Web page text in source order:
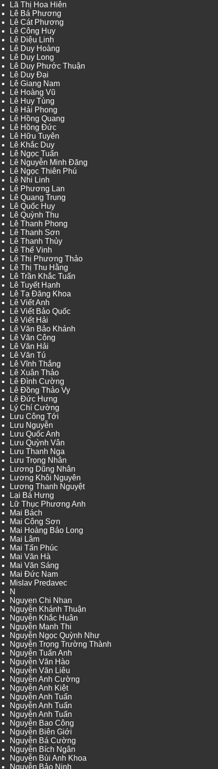
Lã Thị Hoa Hiên
Lê Bá Phương
Lê Cát Phương
Lê Công Huy
Lê Diệu Linh
Lê Duy Hoàng
Lê Duy Long
Lê Duy Phước Thuận
Lê Duy Đại
Lê Giang Nam
Lê Hoàng Vũ
Lê Huy Tùng
Lê Hải Phong
Lê Hồng Quang
Lê Hồng Đức
Lê Hữu Tuyên
Lê Khắc Duy
Lê Ngọc Tuấn
Lê Nguyễn Minh Đăng
Lê Ngọc Thiên Phú
Lê Nhi Linh
Lê Phương Lan
Lê Quang Trung
Lê Quốc Huy
Lê Quỳnh Thu
Lê Thanh Phong
Lê Thanh Sơn
Lê Thanh Thủy
Lê Thế Vinh
Lê Thị Phương Thảo
Lê Thị Thu Hằng
Lê Trần Khắc Tuấn
Lê Tuyết Hạnh
Lê Tạ Đăng Khoa
Lê Viết Anh
Lê Viết Bảo Quốc
Lê Viết Hải
Lê Văn Bảo Khánh
Lê Văn Công
Lê Văn Hải
Lê Văn Tú
Lê Vĩnh Thắng
Lê Xuân Thảo
Lê Đình Cường
Lê Đồng Thảo Vy
Lê Đức Hưng
Lý Chí Cường
Lưu Công Tới
Lưu Nguyễn
Lưu Quốc Anh
Lưu Quỳnh Vân
Lưu Thanh Nga
Lưu Trọng Nhân
Lương Dũng Nhân
Lương Khôi Nguyên
Lương Thanh Nguyệt
Lại Bá Hưng
Lữ Thục Phương Anh
Mai Bách
Mai Công Sơn
Mai Hoàng Bảo Long
Mai Lâm
Mai Tấn Phúc
Mai Văn Hà
Mai Văn Sáng
Mai Đức Nam
Mislav Predavec
N
Nguyen Chi Nhan
Nguyễn Khánh Thuận
Nguyễn Khắc Huân
Nguyễn Mạnh Thi
Nguyễn Ngọc Quỳnh Như
Nguyễn Trọng Trường Thành
Nguyễn Tuấn Anh
Nguyễn Văn Hào
Nguyễn Văn Liêu
Nguyễn Anh Cường
Nguyễn Anh Kiệt
Nguyễn Anh Tuấn
Nguyễn Anh Tuấn
Nguyễn Anh Tuấn
Nguyễn Bao Công
Nguyễn Biên Giới
Nguyễn Bá Cường
Nguyễn Bích Ngân
Nguyễn Bùi Anh Khoa
Nguyễn Bảo Ninh